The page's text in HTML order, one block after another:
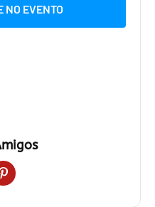
NO EVENTO